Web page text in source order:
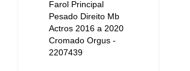
ou6xdeR$
110,16